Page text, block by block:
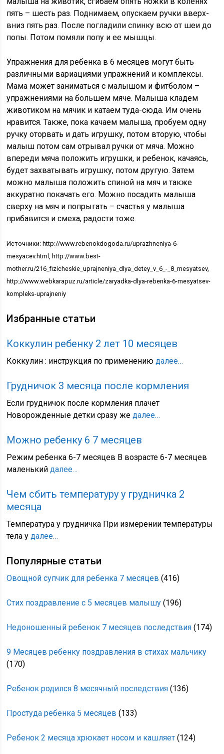
пять – шесть раз. Поднимаем, опускаем ручки вверх-
вниз пять раз. После погладили спинку всю от шеи до
попы. Потом помяли попу и ее мышцы.
Упражнения для ребенка в 6 месяцев могут быть
различными вариациями упражнений и комплексы.
Мама может заниматься с малышом и фитболом –
упражнениями на большем мяче. Малыша кладем
животиком на мячик и катаем туда-сюда. Им очень
нравится. Также, пока качаем малыша, пробуем одну
ручку оторвать и дать игрушку, потом вторую, чтобы
малыш потом сам отрывал ручки от мяча. Можно
впереди мяча положить игрушки, и ребенок, качаясь,
будет захватывать игрушку, потом другую. Затем
можно малыша положить спиной на мяч и также
аккуратно покачать его. Можно посадить малыша
сверху на мяч и попрыгать – счастья у малыша
прибавится и смеха, радости тоже.
Источники: http://www.rebenokdogoda.ru/uprazhneniya-6-
mesyacev.html, http://www.best-
mother.ru/216_fizicheskie_uprajneniya_dlya_detey_v_6_-_8_mesyatsev,
http://www.webkarapuz.ru/article/zaryadka-dlya-rebenka-6-mesyatsev-
kompleks-uprajneniy
Избранные статьи
Коккулин ребенку 2 лет 10 месяцев
Коккулин : инструкция по применениюдалее…
Грудничок 3 месяца после кормления
Если грудничок после кормления плачет
Новорожденные детки сразу жедалее…
Можно ребенку 6 7 месяцев
Режим ребенка 6-7 месяцев В возрасте 6-7 месяцев
маленькийдалее…
Чем сбить температуру у грудничка 2
месяца
Температура у грудничка При измерении температуры
тела удалее…
Популярные статьи
Овощной супчик для ребенка 7 месяцев (416)
Стих поздравление с 5 месяцев малышу (196)
Недоношенный ребенок 7 месяцев последствия (174)
9 Месяцев ребенку поздравления в стихах мальчику
(170)
Ребенок родился 8 месячный последствия (136)
Простуда ребенка 5 месяцев (133)
Ребенок 2 месяца хрюкает носом и кашляет (124)